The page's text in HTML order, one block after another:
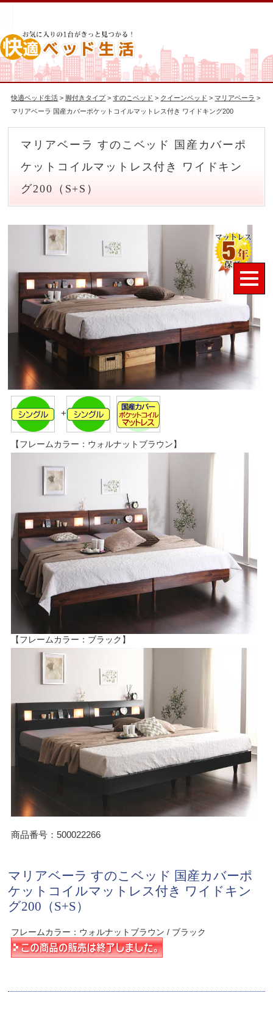
快適ベッド生活 > 脚付きタイプ >すのこベッド > クイーンベッド > マリアベーラ >
マリアベーラ 国産カバーポケットコイルマットレス付き ワイドキング200
マリアベーラ すのこベッド 国産カバーポ
ケットコイルマットレス付き ワイドキン
グ200（S+S）
+
【フレームカラー：ウォルナットブラウン】
【フレームカラー：ブラック】
商品番号：500022266
マリアベーラ すのこベッド 国産カバーポ
ケットコイルマットレス付き ワイドキン
グ200（S+S）
フレームカラー：ウォルナットブラウン / ブラック